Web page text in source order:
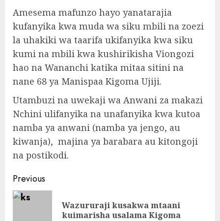
Amesema mafunzo hayo yanatarajia
kufanyika kwa muda wa siku mbili na zoezi
la uhakiki wa taarifa ukifanyika kwa siku
kumi na mbili kwa kushirikisha Viongozi
hao na Wananchi katika mitaa sitini na
nane 68 ya Manispaa Kigoma Ujiji.
Utambuzi na uwekaji wa Anwani za makazi
Nchini ulifanyika na unafanyika kwa kutoa
namba ya anwani (namba ya jengo, au
kiwanja), majina ya barabara au kitongoji
na postikodi.
Continue
Reading
Previous
Wazururaji kusakwa mtaani
kuimarisha usalama Kigoma